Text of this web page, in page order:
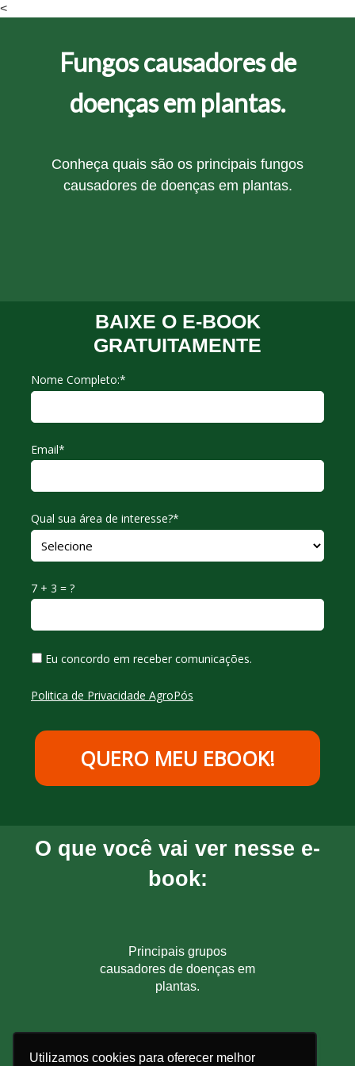
Utilizamos cookies para oferecer melhor
<
Fungos causadores de
doenças em plantas.
Conheça quais são os principais fungos
causadores de doenças em plantas.
BAIXE O E-BOOK
GRATUITAMENTE
Nome Completo:*
Email*
Qual sua área de interesse?*
7 + 3 = ?
Eu concordo em receber comunicações.
Politica de Privacidade AgroPós
QUERO MEU EBOOK!
O que você vai ver nesse e-
book:
Principais grupos
causadores de doenças em
plantas.
Quais são os sinais do